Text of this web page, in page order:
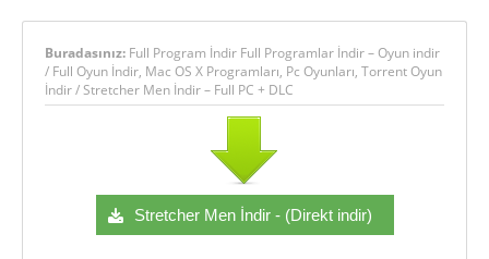
Buradasınız: Full Program İndir Full Programlar İndir – Oyun indir
/ Full Oyun İndir, Mac OS X Programları, Pc Oyunları, Torrent Oyun
İndir/Stretcher Men İndir – Full PC + DLC
Stretcher Men İndir - (Direkt indir)